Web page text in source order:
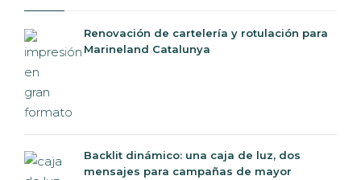
Renovación de cartelería y rotulación para
Marineland Catalunya
Backlit dinámico: una caja de luz, dos
mensajes para campañas de mayor